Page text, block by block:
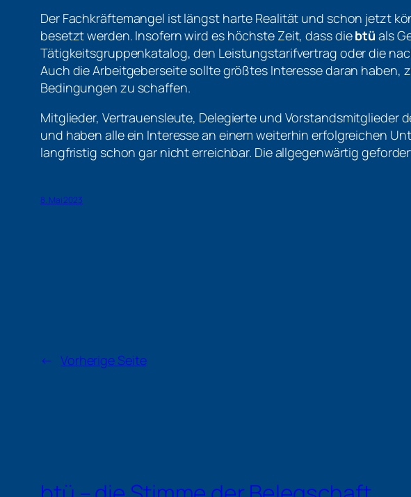
Der Fachkräftemangel ist längst harte Realität und schon jetzt
besetzt werden. Insofern wird es höchste Zeit, dass diebtüals
Tätigkeitsgruppenkatalog, den Leistungstarifvertrag oder die
Auch die Arbeitgeberseite sollte größtes Interesse daran
Bedingungen zu schaffen.
Mitglieder, Vertrauensleute, Delegierte und Vorstandsmitglieder
und haben alle ein Interesse an einem weiterhin erfolgreichen
langfristig schon gar nicht erreichbar. Die allgegenwärtig
8. Mai 2023
← Vorherige Seite